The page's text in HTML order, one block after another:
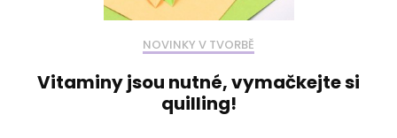
NOVINKY V TVORBĚ
Vitaminy jsou nutné, vymačkejte si
quilling!